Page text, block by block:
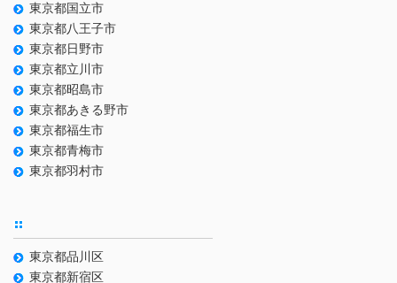
東京都国立市
東京都八王子市
東京都日野市
東京都立川市
東京都昭島市
東京都あきる野市
東京都福生市
東京都青梅市
東京都羽村市
東京都品川区
東京都新宿区